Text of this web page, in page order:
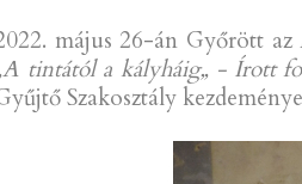
május 26-án Győrött
tintától a kályháig„ - Írott
Szakosztály